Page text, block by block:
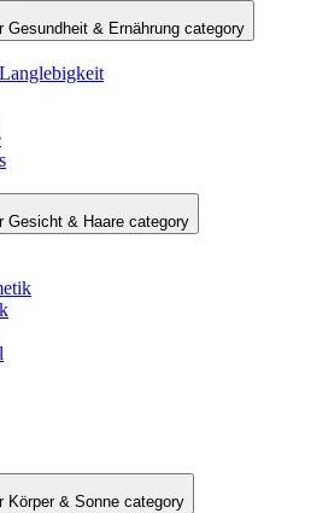
Gesundheit & Ernährung category
Gesicht & Haare category
Körper & Sonne category